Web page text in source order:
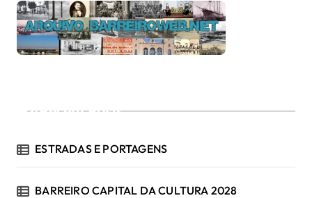
Recent Posts
ESTRADAS E PORTAGENS
BARREIRO CAPITAL DA CULTURA 2028